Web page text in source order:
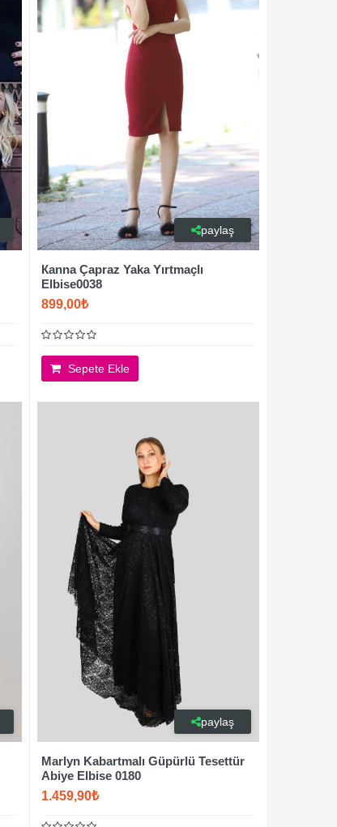
paylaş
Каnna Çapraz Yaka Yırtmaçlı
Elbise0038
899,00₺
Sepete Ekle
paylaş
Marlyn Kabartmalı Güpürlü Tesettür
Abiye Elbise 0180
1.459,90₺